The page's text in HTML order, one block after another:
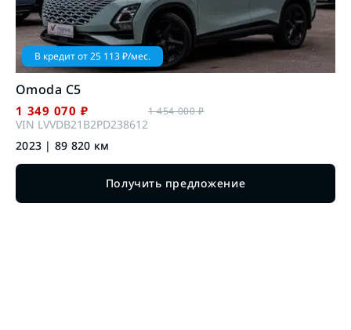
В кредит от25 113₽/мес.
Omoda C5
1 349 070 ₽
VIN LVVDB21B2PD238612
1 454 000₽
2023 | 89 820 км
Получить предложение